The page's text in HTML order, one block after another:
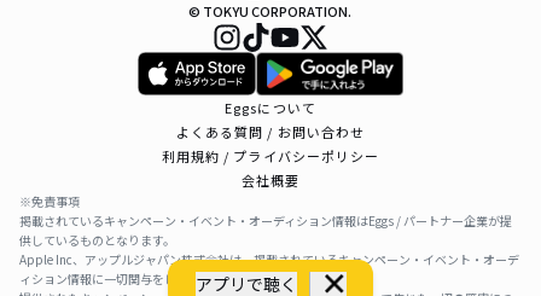
アプリで聴く
© TOKYU CORPORATION.
Eggsについて
よくある質問 / お問い合わせ
利用規約 / プライバシーポリシー
会社概要
※免責事項
掲載されているキャンペーン・イベント・オーディション情報はEggs / パートナー企業が提
供しているものとなります。
Apple Inc、アップルジャパン株式会社は、掲載されているキャンペーン・イベント・オーデ
ィション情報に一切関与をしておりません。